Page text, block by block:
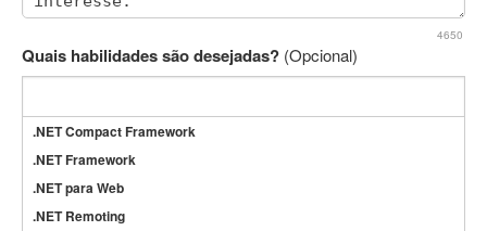
4650
Quais habilidades são desejadas? (Opcional)
.NET Compact Framework
.NET Framework
.NET para Web
.NET Remoting